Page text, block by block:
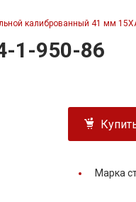
калиброванный 41 мм
1-950-86
Марка